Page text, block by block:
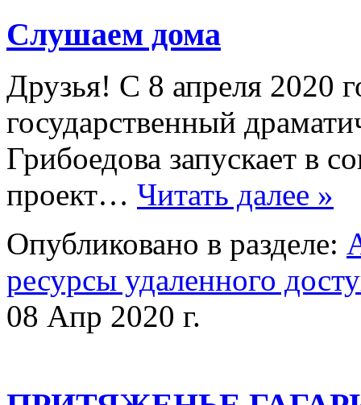
Слушаем дома
Друзья! С 8 апреля 2020
государственный
Грибоедова запускает в
проект… Читать далее »
Опубликовано в разделе:
ресурсы удаленного
08 Апр 2020 г.